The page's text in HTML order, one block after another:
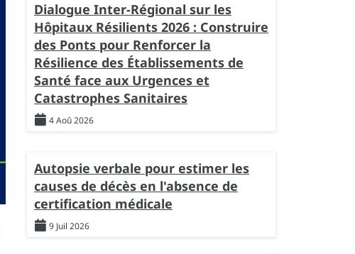
Dialogue Inter-Régional sur les
Hôpitaux Résilients 2026 : Construire
des Ponts pour Renforcer la
Résilience des Établissements de
Santé face aux Urgences et
Catastrophes Sanitaires
4 Aoû 2026
Autopsie verbale pour estimer les
causes de décès en l'absence de
certification médicale
9 Juil 2026